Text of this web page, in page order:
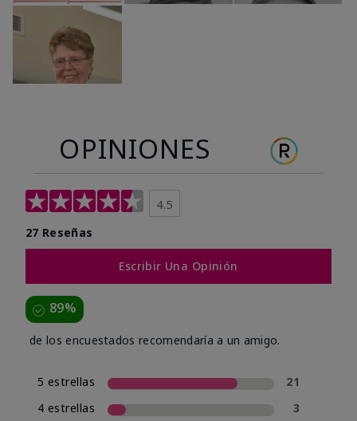
OPINIONES
4.5
27 Reseñas
Escribir Una Opinión
89%
de los encuestados recomendaría a un amigo.
5 estrellas
21
4 estrellas
3